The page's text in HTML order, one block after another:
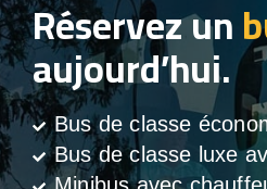
Réservez un
aujourd’hui.
Bus de classe
Bus de classe luxe